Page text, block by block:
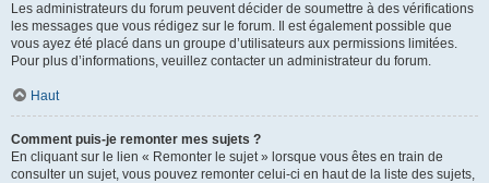
Les administrateurs du forum peuvent décider de soumettre à des vérifications
les messages que vous rédigez sur le forum. Il est également possible que
vous ayez été placé dans un groupe d’utilisateurs aux permissions limitées.
Pour plus d’informations, veuillez contacter un administrateur du forum.
Haut
Comment puis-je remonter mes sujets ?
En cliquant sur le lien « Remonter le sujet » lorsque vous êtes en train de
consulter un sujet, vous pouvez remonter celui-ci en haut de la liste des sujets,